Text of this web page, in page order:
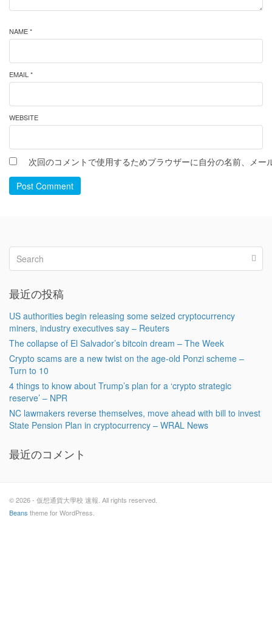
NAME *
EMAIL *
WEBSITE
次回のコメントで使用するためブラウザーに自分の名前、メー
Post Comment
最近の投稿
US authorities begin releasing some seized cryptocurrency
miners, industry executives say – Reuters
The collapse of El Salvador’s bitcoin dream – The Week
Crypto scams are a new twist on the age-old Ponzi scheme –
Turn to 10
4 things to know about Trump’s plan for a ‘crypto strategic
reserve’ – NPR
NC lawmakers reverse themselves, move ahead with bill to invest
State Pension Plan in cryptocurrency – WRAL News
最近のコメント
© 2026 - 仮想通貨大學校 速報. All rights reserved.
Beans theme for WordPress.